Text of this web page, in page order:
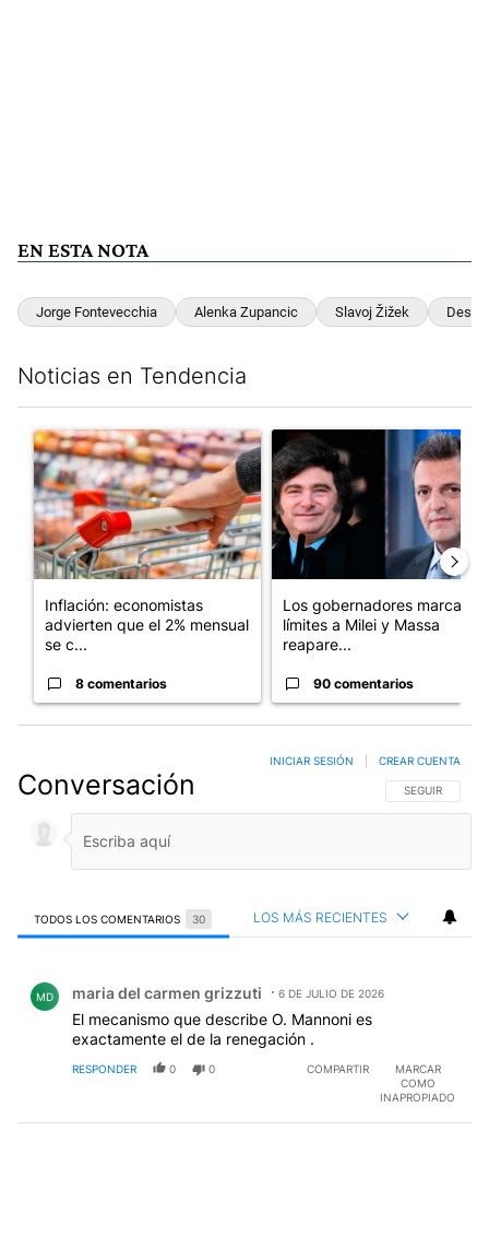
EN ESTA NOTA
Jorge Fontevecchia Alenka Zupancic Slavoj Žižek
Noticias en Tendencia
Un artículo de tendencia con el título "Inflación: economistas
Inflación: economistas
advierten que el 2% mensual
se c...
8 comentarios
Un artículo de tendencia
Los gobernadores marcan
límites a Milei y Massa
reapare...
90 comentarios
Conversación SIGA ESTA
SEGUIR
INICIAR SESIÓN CREAR CUENTA
TODOS LOS COMENTARIOS 30 LOS MÁS RECIENTES
MD maria del carmen grizzuti 6 DE JULIO DE 2026
El mecanismo que describe O. Mannoni es
exactamente el de la renegación .
RESPONDER 0 0 COMPARTIR
MARCAR
COMO
INAPROPIADO